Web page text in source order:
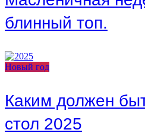
блинный топ.
Новый год
Каким должен
стол 2025